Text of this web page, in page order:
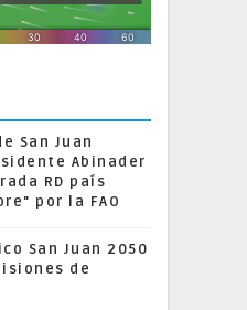
San Juan
Abinader
RD país
por la FAO
San Juan 2050
de